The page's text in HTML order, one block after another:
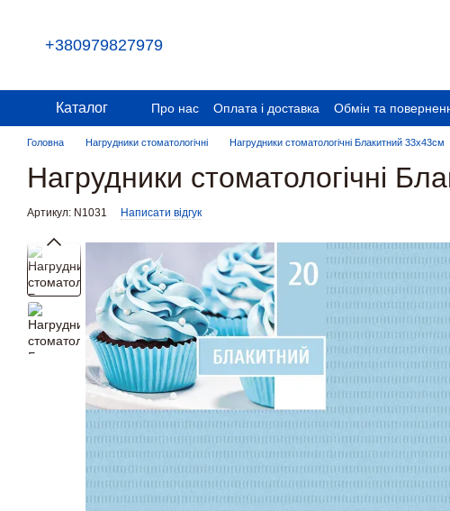
+380979827979
Каталог Про нас Оплата і доставка Обмін та
Головна Нагрудники стоматологічні Нагрудники стоматологічні Блакитний 33х43см
Нагрудники стоматологічні
Артикул: N1031 Написати відгук